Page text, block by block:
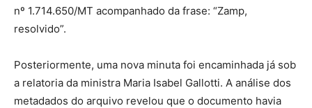
nº 1.714.650/MT acompanhado da frase: “Zamp,
resolvido”.
Posteriormente, uma nova minuta foi encaminhada já sob
a relatoria da ministra Maria Isabel Gallotti. A análise dos
metadados do arquivo revelou que o documento havia